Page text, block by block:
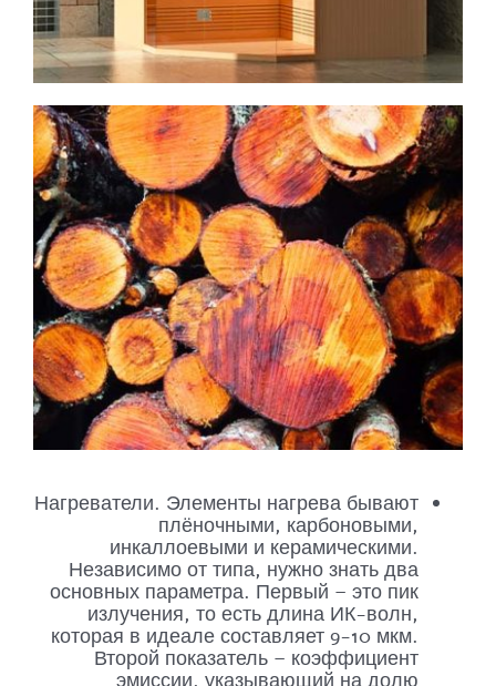
Нагреватели. Элементы нагрева бывают
плёночными, карбоновыми,
инкаллоевыми и керамическими.
Независимо от типа, нужно знать два
основных параметра. Первый – это пик
излучения, то есть длина ИК-волн,
которая в идеале составляет 9-10 мкм.
Второй показатель – коэффициент
эмиссии, указывающий на долю